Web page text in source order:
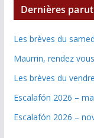
Dernières
Les brèves du
Maurrin, rendez
Les brèves du
Escalafón 2026 –
Escalafón 2026 –